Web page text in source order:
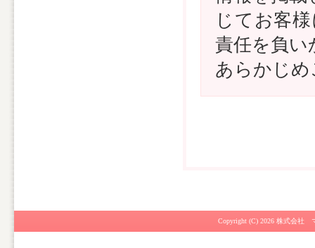
じてお客
責任を負い
あらかじ
Copyright (C) 2026 株式会社